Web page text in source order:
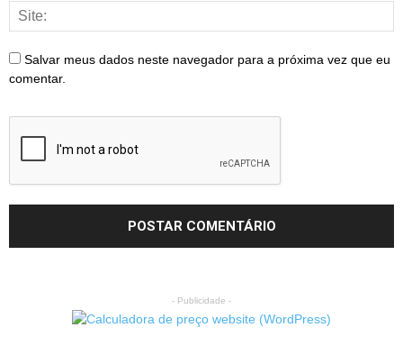
Salvar meus dados neste navegador para a próxima vez que eu
comentar.
- Publicidade -